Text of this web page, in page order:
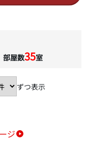
屋数35室
ずつ表示
ジ